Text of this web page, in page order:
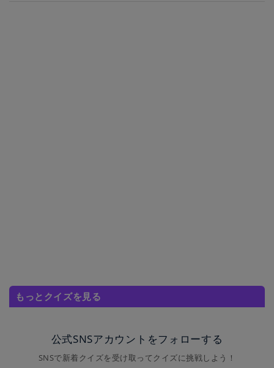
もっとクイズを見る
公式SNSアカウントをフォローする
SNSで新着クイズを受け取ってクイズに挑戦しよう！